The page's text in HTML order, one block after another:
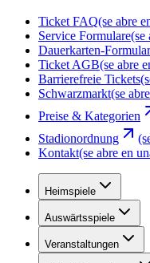
Ticket FAQ(se abre
Service Formulare(se
Dauerkarten-
Ticket AGB(se abre
Barrierefreie Tickets
Schwarzmarkt(se
Preise & Kategorien
Stadionordnung
Kontakt(se abre en
Heimspiele
Auswärtsspiele
Veranstaltungen